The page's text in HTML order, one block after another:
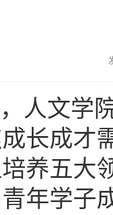
发
人文学
长成才
养五大
年学子